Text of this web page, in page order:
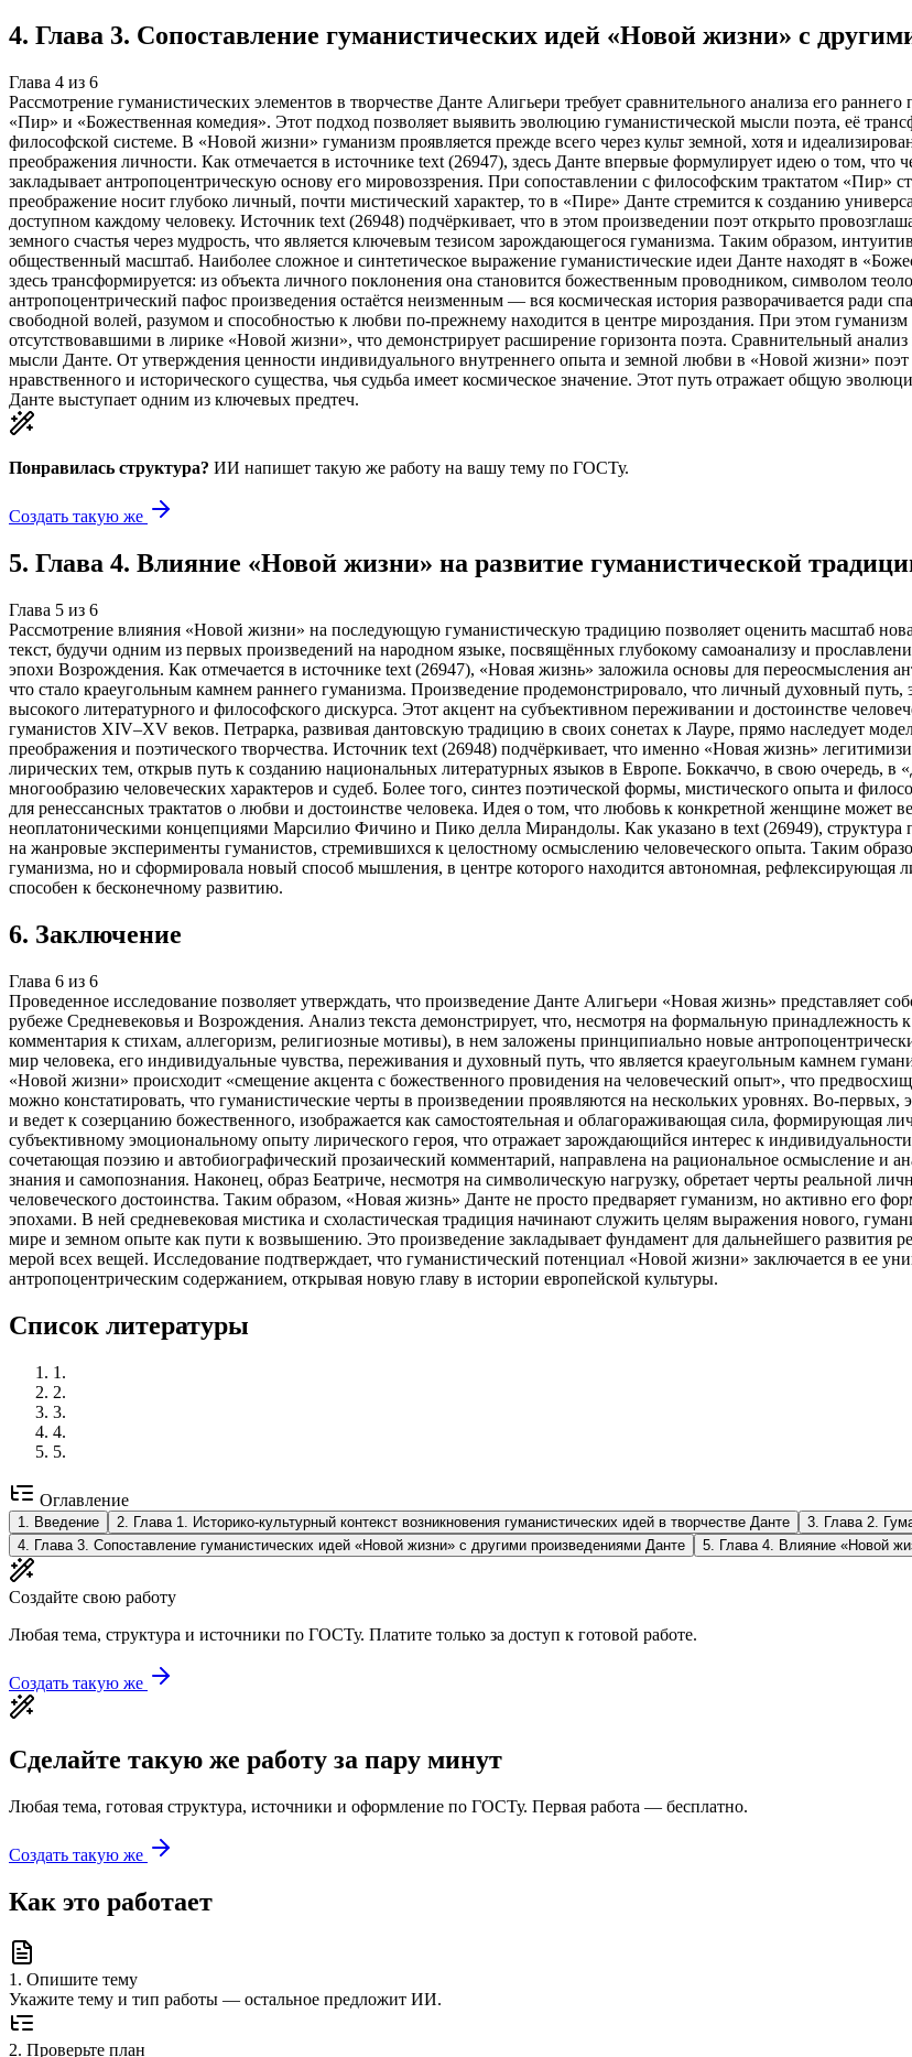
4. Глава 3. Сопоставление гуманистических идей «Новой жизни» с
Глава 4 из 6
Рассмотрение гуманистических элементов в творчестве Данте Алигьери требует сравнительного анализа его
«Пир» и «Божественная комедия». Этот подход позволяет выявить эволюцию гуманистической мысли поэта, её
философской системе. В «Новой жизни» гуманизм проявляется прежде всего через культ земной, хотя и
преображения личности. Как отмечается в источнике text (26947), здесь Данте впервые формулирует идею о том, что
закладывает антропоцентрическую основу его мировоззрения. При сопоставлении с философским трактатом «Пир»
преображение носит глубоко личный, почти мистический характер, то в «Пире» Данте стремится к созданию
доступном каждому человеку. Источник text (26948) подчёркивает, что в этом произведении поэт открыто
земного счастья через мудрость, что является ключевым тезисом зарождающегося гуманизма. Таким образом,
общественный масштаб. Наиболее сложное и синтетическое выражение гуманистические идеи Данте находят в
здесь трансформируется: из объекта личного поклонения она становится божественным проводником, символом
антропоцентрический пафос произведения остаётся неизменным — вся космическая история разворачивается ради
свободной волей, разумом и способностью к любви по-прежнему находится в центре мироздания. При этом
отсутствовавшими в лирике «Новой жизни», что демонстрирует расширение горизонта поэта. Сравнительный
мысли Данте. От утверждения ценности индивидуального внутреннего опыта и земной любви в «Новой жизни»
нравственного и исторического существа, чья судьба имеет космическое значение. Этот путь отражает общую
Данте выступает одним из ключевых предтеч.
Понравилась структура? ИИ напишет такую же работу на вашу тему по ГОСТу.
Создать такую же
5. Глава 4. Влияние «Новой жизни» на развитие гуманистической
Глава 5 из 6
Рассмотрение влияния «Новой жизни» на последующую гуманистическую традицию позволяет оценить масштаб
текст, будучи одним из первых произведений на народном языке, посвящённых глубокому самоанализу и
эпохи Возрождения. Как отмечается в источнике text (26947), «Новая жизнь» заложила основы для переосмысления
что стало краеугольным камнем раннего гуманизма. Произведение продемонстрировало, что личный духовный
высокого литературного и философского дискурса. Этот акцент на субъективном переживании и достоинстве
гуманистов XIV–XV веков. Петрарка, развивая дантовскую традицию в своих сонетах к Лауре, прямо наследует
преображения и поэтического творчества. Источник text (26948) подчёркивает, что именно «Новая жизнь»
лирических тем, открыв путь к созданию национальных литературных языков в Европе. Боккаччо, в свою очередь, в
многообразию человеческих характеров и судеб. Более того, синтез поэтической формы, мистического опыта и
для ренессансных трактатов о любви и достоинстве человека. Идея о том, что любовь к конкретной женщине может
неоплатоническими концепциями Марсилио Фичино и Пико делла Мирандолы. Как указано в text (26949), структура
на жанровые эксперименты гуманистов, стремившихся к целостному осмыслению человеческого опыта. Таким
гуманизма, но и сформировала новый способ мышления, в центре которого находится автономная, рефлексирующая
способен к бесконечному развитию.
6. Заключение
Глава 6 из 6
Проведенное исследование позволяет утверждать, что произведение Данте Алигьери «Новая жизнь» представляет
рубеже Средневековья и Возрождения. Анализ текста демонстрирует, что, несмотря на формальную принадлежность
комментария к стихам, аллегоризм, религиозные мотивы), в нем заложены принципиально новые
мир человека, его индивидуальные чувства, переживания и духовный путь, что является краеугольным камнем
«Новой жизни» происходит «смещение акцента с божественного провидения на человеческий опыт», что
можно констатировать, что гуманистические черты в произведении проявляются на нескольких уровнях. Во-первых,
и ведет к созерцанию божественного, изображается как самостоятельная и облагораживающая сила, формирующая
субъективному эмоциональному опыту лирического героя, что отражает зарождающийся интерес к
сочетающая поэзию и автобиографический прозаический комментарий, направлена на рациональное осмысление и
знания и самопознания. Наконец, образ Беатриче, несмотря на символическую нагрузку, обретает черты реальной
человеческого достоинства. Таким образом, «Новая жизнь» Данте не просто предваряет гуманизм, но активно его
эпохами. В ней средневековая мистика и схоластическая традиция начинают служить целям выражения нового,
мире и земном опыте как пути к возвышению. Это произведение закладывает фундамент для дальнейшего развития
мерой всех вещей. Исследование подтверждает, что гуманистический потенциал «Новой жизни» заключается в ее
антропоцентрическим содержанием, открывая новую главу в истории европейской культуры.
Список литературы
1 .
2.
3.
4.
5.
Оглавление
1 Введение 2 Глава 1. Историко‑культурный контекст возникновения гуманистических идей в творчестве Данте 3 Глава 2.
4 Глава 3. Сопоставление гуманистических идей «Новой жизни» с другими произведениями Данте 5 Глава 4. Влияние «Новой
Создайте свою работу
Любая тема, структура и источники по ГОСТу. Платите только за доступ к готовой работе.
Создать такую же
Сделайте такую же работу за пару минут
Любая тема, готовая структура, источники и оформление по ГОСТу. Первая работа — бесплатно.
Создать такую же
Как это работает
1 . Опишите тему
Укажите тему и тип работы — остальное предложит ИИ.
2. Проверьте план